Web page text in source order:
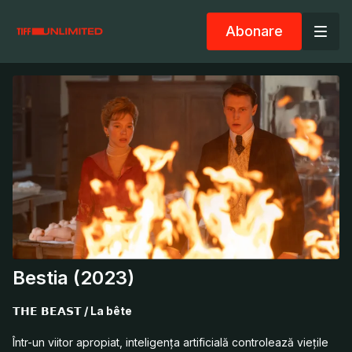
Abonare
Bestia (2023)
𝗧𝗛𝗘 𝗕𝗘𝗔𝗦𝗧 / La bête
Într-un viitor apropiat, inteligența artificială controlează viețile